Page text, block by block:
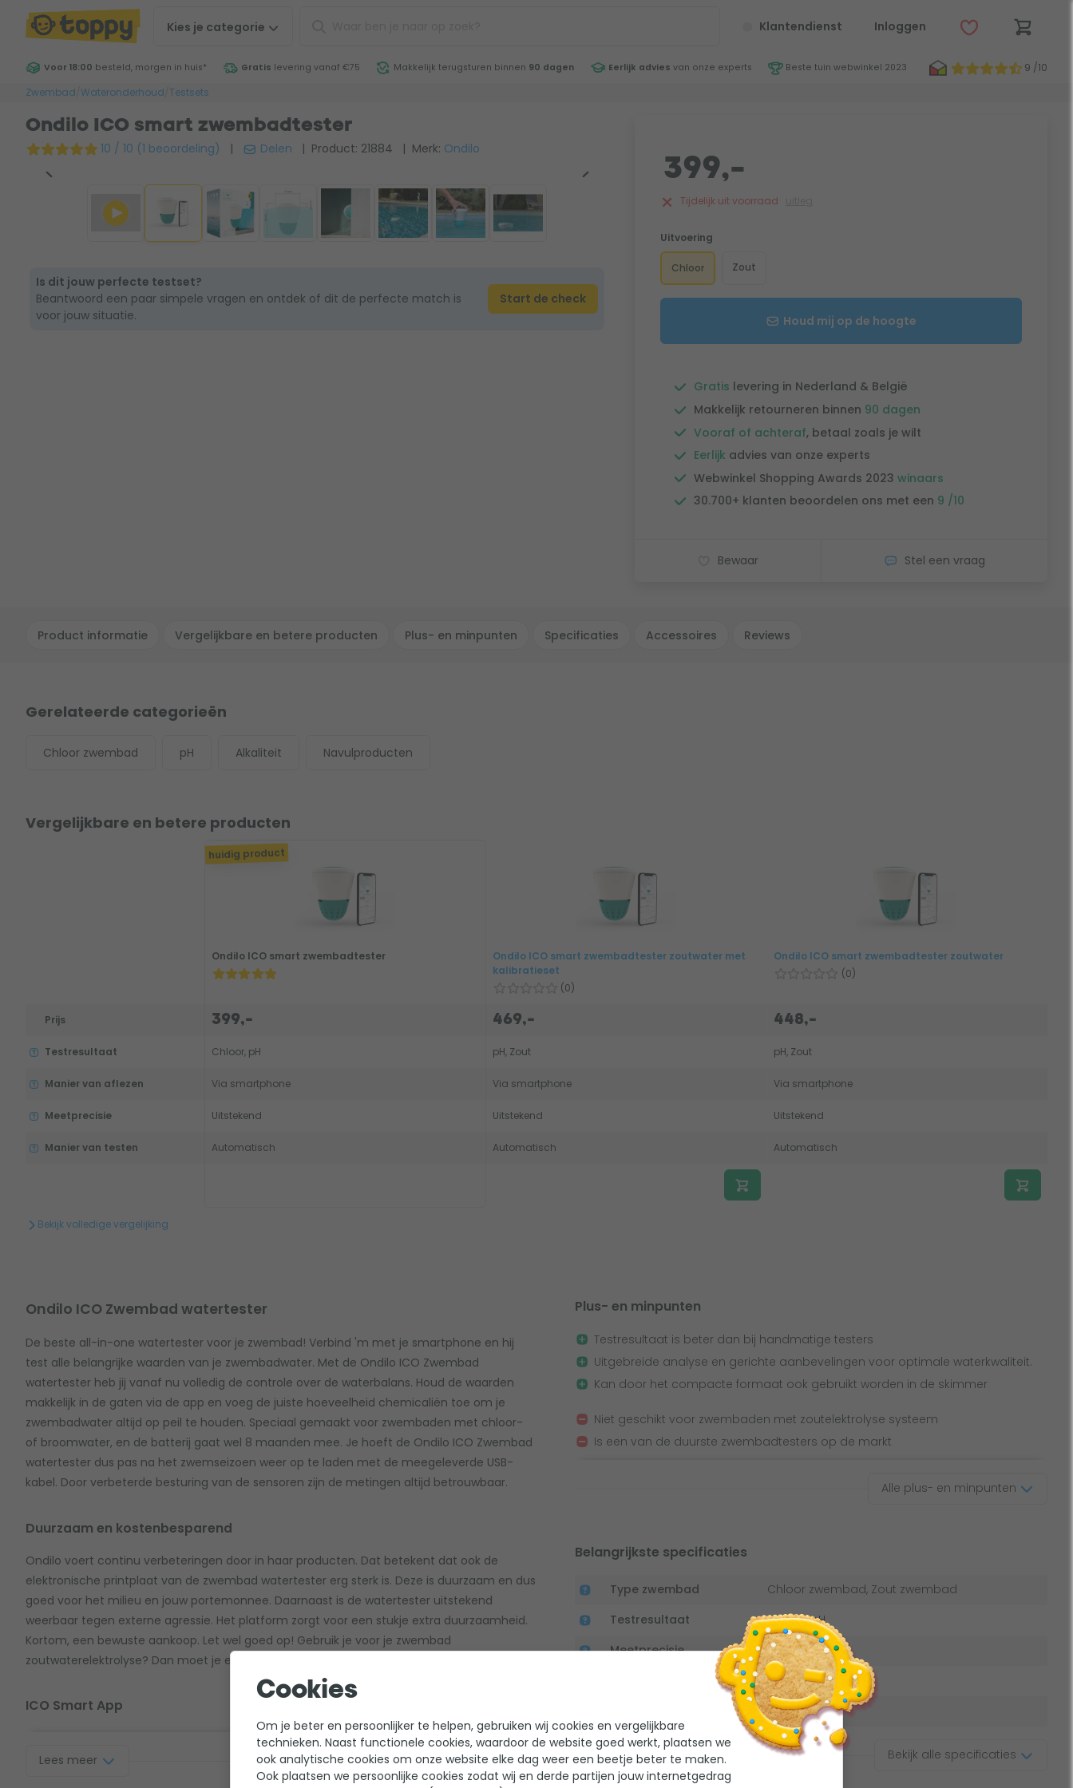
Kies je categorie Klantendienst Inloggen
Voor 18:00 besteld, morgen in huis* Gratis levering vanaf €75 Makkelijk terugsturen binnen 90 dagen Eerlijk advies van onze experts Beste tuin webwinkel 2023
9 /10
Zwembad Wateronderhoud Testsets
Ondilo ICO smart zwembadtester
10 / 10 (1 beoordeling) | Delen | Product: 21884 | Merk: Ondilo
Is dit jouw perfecte testset?
Beantwoord een paar simpele vragen en ontdek of dit de perfecte match is
voor jouw situatie.
Start de check
399,-
Tijdelijk uit voorraad
Uitvoering
Chloor Zout
Houd mij op de hoogte
Gratis levering in Nederland & België
Makkelijk retourneren binnen 90 dagen
Vooraf of achteraf, betaal zoals je wilt
Eerlijk advies van onze experts
Webwinkel Shopping Awards 2023 winaars
30.700+ klanten beoordelen ons met een 9 /10
Bewaar Stel een vraag
Product informatie Vergelijkbare en betere producten Plus- en minpunten Specificaties Accessoires Reviews
Gerelateerde categorieën
Chloor zwembad pH Alkaliteit Navulproducten
Vergelijkbare en betere producten
Prijs
Testresultaat
Manier van aflezen
Meetprecisie
Manier van testen
huidig product
Ondilo ICO smart zwembadtester
399,-
Chloor, pH
Via smartphone
Uitstekend
Automatisch
Ondilo ICO smart zwembadtester zoutwater met
kalibratieset
(0)
469,-
pH, Zout
Via smartphone
Uitstekend
Automatisch
Ondilo ICO smart zwembadtester zoutwater
(0)
448,-
pH, Zout
Via smartphone
Uitstekend
Automatisch
Bekijk volledige vergelijking
Ondilo ICO Zwembad watertester
De beste all-in-one watertester voor je zwembad! Verbind 'm met je smartphone en hij
test alle belangrijke waarden van je zwembadwater. Met de Ondilo ICO Zwembad
watertester heb jij vanaf nu volledig de controle over de waterbalans. Houd de waarden
makkelijk in de gaten via de app en voeg de juiste hoeveelheid chemicaliën toe om je
zwembadwater altijd op peil te houden. Speciaal gemaakt voor zwembaden met chloor-
of broomwater, en de batterij gaat wel 8 maanden mee. Je hoeft de Ondilo ICO Zwembad
watertester dus pas na het zwemseizoen weer op te laden met de meegeleverde USB-
kabel. Door verbeterde besturing van de sensoren zijn de metingen altijd betrouwbaar.
Duurzaam en kostenbesparend
Ondilo voert continu verbeteringen door in haar producten. Dat betekent dat ook de
elektronische printplaat van de zwembad watertester erg sterk is. Deze is duurzaam en dus
goed voor het milieu en jouw portemonnee. Daarnaast is de watertester uitstekend
weerbaar tegen externe agressie. Het platform zorgt voor een stukje extra duurzaamheid.
Kortom, een bewuste aankoop. Let wel goed op! Gebruik je voor je zwembad
zoutwaterelektrolyse? Dan moet je een aparte versie van de ICO aanschaffen.
ICO Smart App
Je hoeft niet langer waarden af te lezen op een klein schermpje. Met de Ondilo ICO
Zwembad watertester en de bijbehorende app heb je alle gegevens overzichtelijk bij de
hand. Download de app in de Apple Appstore of Android Play Store, koppel deze met de
Lees meer
Plus- en minpunten
Testresultaat is beter dan bij handmatige testers
Uitgebreide analyse en gerichte aanbevelingen voor optimale waterkwaliteit.
Kan door het compacte formaat ook gebruikt worden in de skimmer
Niet geschikt voor zwembaden met zoutelektrolyse systeem
Is een van de duurste zwembadtesters op de markt
Alle plus- en minpunten
Belangrijkste specificaties
Type zwembad
Chloor zwembad, Zout zwembad
Testresultaat
Chloor, pH
Meetprecisie
Uitstekend
Automatisch
Sensor
Bekijk alle specificaties
Cookies
Om je beter en persoonlijker te helpen, gebruiken wij cookies en vergelijkbare
technieken. Naast functionele cookies, waardoor de website goed werkt, plaatsen we
ook analytische cookies om onze website elke dag weer een beetje beter te maken.
Ook plaatsen we persoonlijke cookies zodat wij en derde partijen jouw internetgedrag